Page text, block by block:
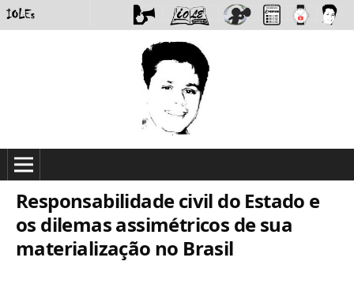
Responsabilidade civil do Estado e
os dilemas assimétricos de sua
materialização no Brasil